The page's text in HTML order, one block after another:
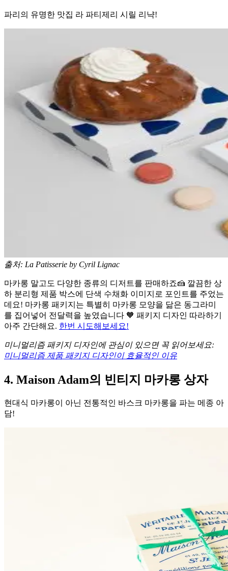
파리의 유명한 맛집 라 파티제리 시릴 리냑!
출처: La Patisserie by Cyril Lignac
마카롱 말고도 다양한 종류의 디저트를 판매하죠🍰 깔끔한 상
하 분리형 제품 박스에 단색 수채화 이미지로 포인트를 주었는
데요! 마카롱 패키지는 특별히 마카롱 모양을 닮은 동그라미
를 집어넣어 전달력을 높였습니다 🧡 패키지 디자인 따라하기
아주 간단해요. 한번 시도해보세요!
미니멀리즘 패키지 디자인에 관심이 있으면 꼭 읽어보세요:
미니멀리즘 제품 패키지 디자인이 효율적인 이유
4. Maison Adam의 빈티지 마카롱 상자
현대식 마카롱이 아닌 전통적인 바스크 마카롱을 파는 메종 아
담!